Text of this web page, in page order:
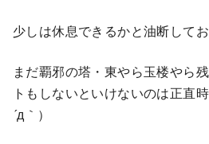
少しは休息できるかと油断してお
まだ覇邪の塔・東やら玉楼やら
トもしないといけないのは正直
´д｀）